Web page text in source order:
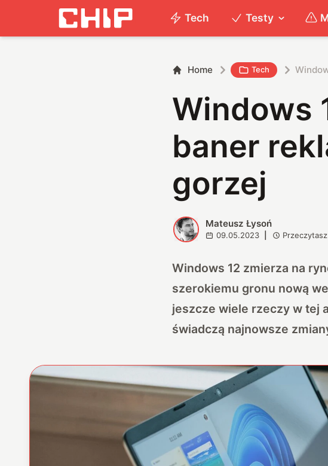
Tech Testy
Home Tech
Windows
baner
gorzej
M Mateusz Łysoń
09.05.2023
Windows 12 zmierza na
szerokiemu gronu nową
jeszcze wiele rzeczy w tej
świadczą najnowsze